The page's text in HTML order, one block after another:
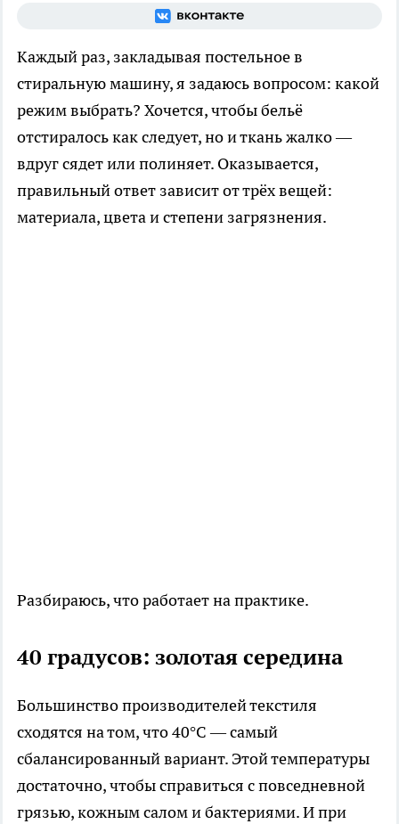
Каждый раз, закладывая постельное в
стиральную машину, я задаюсь вопросом: какой
режим выбрать? Хочется, чтобы бельё
отстиралось как следует, но и ткань жалко —
вдруг сядет или полиняет. Оказывается,
правильный ответ зависит от трёх вещей:
материала, цвета и степени загрязнения.
Разбираюсь, что работает на практике.
40 градусов: золотая середина
Большинство производителей текстиля
сходятся на том, что 40°C — самый
сбалансированный вариант. Этой температуры
достаточно, чтобы справиться с повседневной
грязью, кожным салом и бактериями. И при